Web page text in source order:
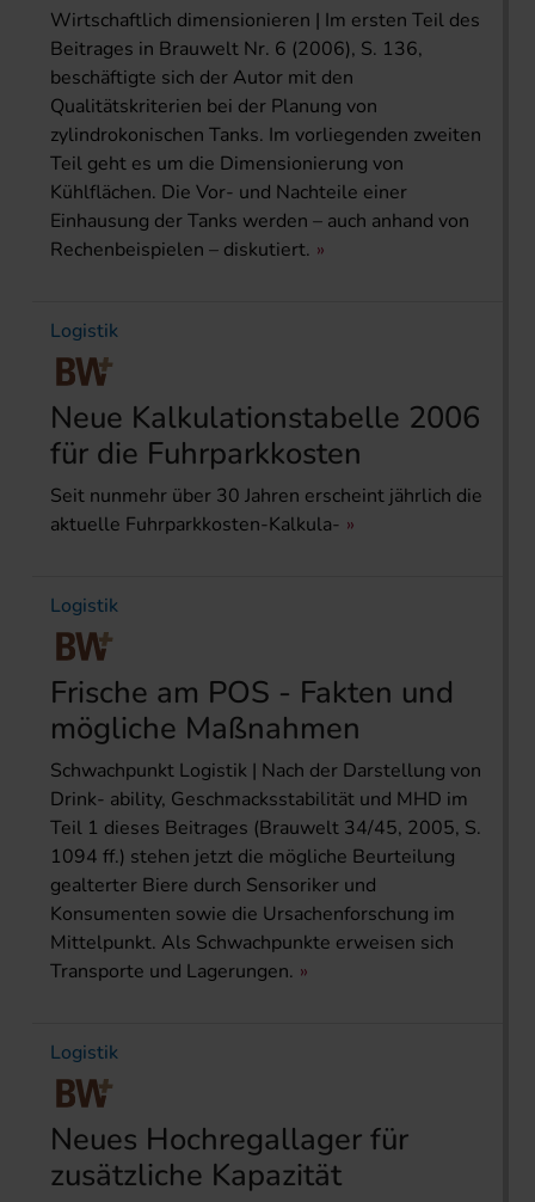
Wirtschaftlich dimensionieren | Im ersten Teil des
Beitrages in Brauwelt Nr. 6 (2006), S. 136,
beschäftigte sich der Autor mit den
Qualitätskriterien bei der Planung von
zylindrokonischen Tanks. Im vorliegenden zweiten
Teil geht es um die Dimensionierung von
Kühlflächen. Die Vor- und Nachteile einer
Einhausung der Tanks werden – auch anhand von
Rechenbeispielen – diskutiert.
Logistik
Neue Kalkulationstabelle 2006
für die Fuhrparkkosten
Seit nunmehr über 30 Jahren erscheint jährlich die
aktuelle Fuhrparkkosten-Kalkula-
Logistik
Frische am POS - Fakten und
mögliche Maßnahmen
Schwachpunkt Logistik | Nach der Darstellung von
Drink- ability, Geschmacksstabilität und MHD im
Teil 1 dieses Beitrages (Brauwelt 34/45, 2005, S.
1094 ff.) stehen jetzt die mögliche Beurtei­lung
gealterter Biere durch Sensoriker und
Konsumenten sowie die Ursachenforschung im
Mittelpunkt. Als Schwachpunkte erweisen sich
Transporte und Lagerungen.
Logistik
Neues Hochregallager für
zusätzliche Kapazität